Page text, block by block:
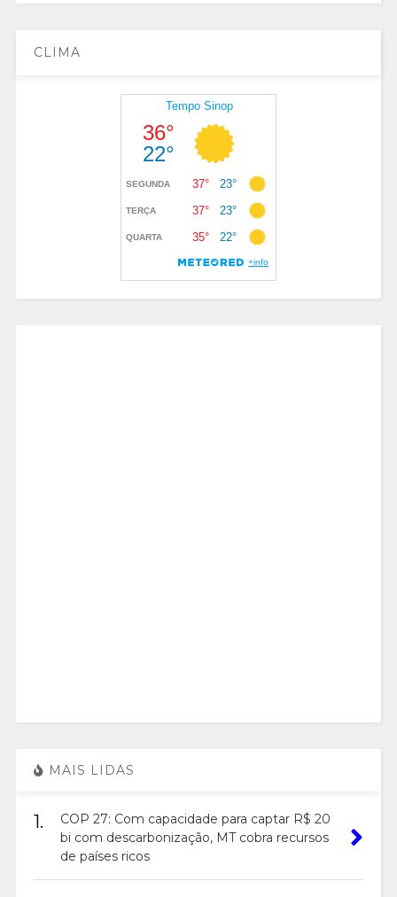
CLIMA
MAIS LIDAS
1.
COP 27: Com capacidade para captar R$ 20
bi com descarbonização, MT cobra recursos
de países ricos